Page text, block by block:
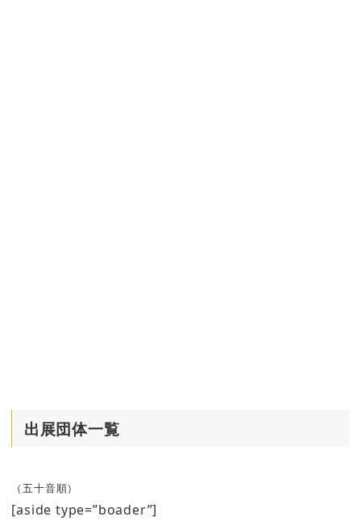
出展団体一覧
（五十音順）
[aside type=”boader”]